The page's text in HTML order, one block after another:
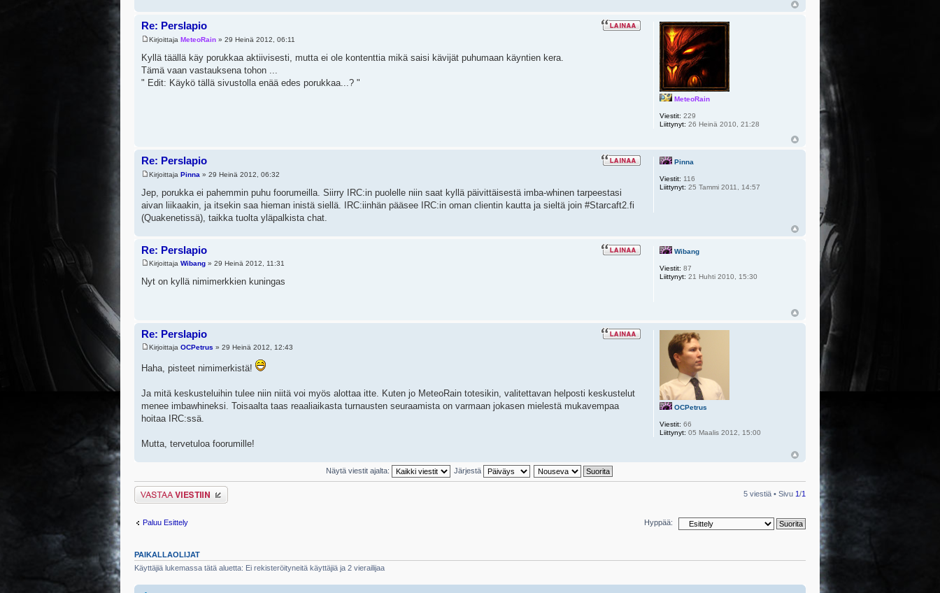
Re: Perslapio
Kirjoittaja MeteoRain » 29 Heinä 2012, 06:11
Kyllä täällä käy porukkaa aktiivisesti, mutta ei ole kontenttia mikä saisi kävijät puhumaan käyntien kera.
Tämä vaan vastauksena tohon ...
" Edit: Käykö tällä sivustolla enää edes porukkaa...? "
MeteoRain
Viestit: 229
Liittynyt: 26 Heinä 2010, 21:28
Re: Perslapio
Kirjoittaja Pinna » 29 Heinä 2012, 06:32
Jep, porukka ei pahemmin puhu foorumeilla. Siirry IRC:in puolelle niin saat kyllä päivittäisestä imba-whinen tarpeestasi
aivan liikaakin, ja itsekin saa hieman inistä siellä. IRC:iinhän pääsee IRC:in oman clientin kautta ja sieltä join #Starcaft2.fi
(Quakenetissä), taikka tuolta yläpalkista chat.
Pinna
Viestit: 116
Liittynyt: 25 Tammi 2011, 14:57
Re: Perslapio
Kirjoittaja Wibang » 29 Heinä 2012, 11:31
Nyt on kyllä nimimerkkien kuningas
Wibang
Viestit: 87
Liittynyt: 21 Huhti 2010, 15:30
Re: Perslapio
Kirjoittaja OCPetrus » 29 Heinä 2012, 12:43
Haha, pisteet nimimerkistä!
Ja mitä keskusteluihin tulee niin niitä voi myös alottaa itte. Kuten jo MeteoRain totesikin, valitettavan helposti keskustelut
menee imbawhineksi. Toisaalta taas reaaliaikasta turnausten seuraamista on varmaan jokasen mielestä mukavempaa
hoitaa IRC:ssä.
Mutta, tervetuloa foorumille!
OCPetrus
Viestit: 66
Liittynyt: 05 Maalis 2012, 15:00
Näytä viestit ajalta: Järjestä
Lähetä vastaus 5 viestiä • Sivu 1/1
Paluu Esittely Hyppää:
PAIKALLAOLIJAT
Käyttäjiä lukemassa tätä aluetta: Ei rekisteröityneitä käyttäjiä ja 2 vierailijaa